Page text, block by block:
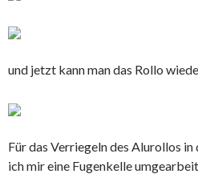
und jetzt kann man das Rollo
Für das Verriegeln des Alurollos
ich mir eine Fugenkelle